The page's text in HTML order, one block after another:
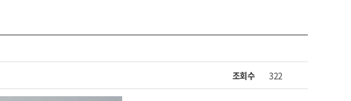
조회수 322